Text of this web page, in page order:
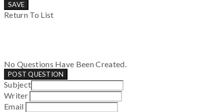
SAVE
Return To List
No Questions Have Been Created.
POST QUESTION
Subject
Writer
Email